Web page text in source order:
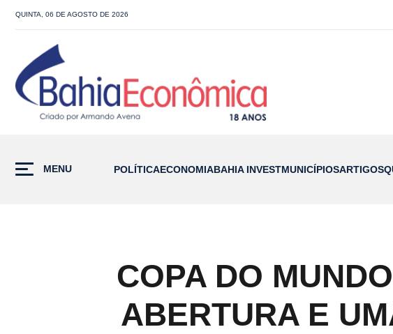
QUINTA, 06 DE AGOSTO DE 2026
MENU POLÍTICAECONOMIABAHIA INVESTMUNICÍPIOSARTIGOS
COPA DO
ABERTURA E